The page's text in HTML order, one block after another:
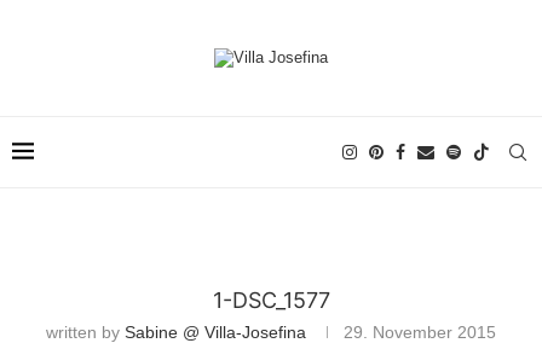
1-DSC_1577
written by Sabine @ Villa-Josefina 29. November 2015